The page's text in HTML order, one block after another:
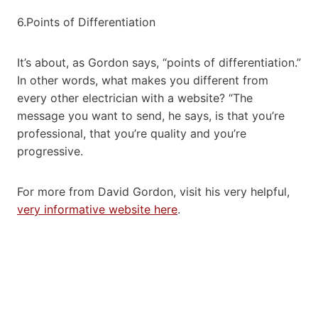
6.Points of Differentiation
It’s about, as Gordon says, “points of differentiation.”
In other words, what makes you different from
every other electrician with a website? “The
message you want to send, he says, is that you’re
professional, that you’re quality and you’re
progressive.
For more from David Gordon, visit his very helpful,
very informative website here.